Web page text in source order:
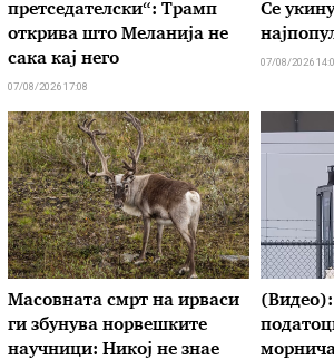
претседателски“: Трамп
открива што Меланија не
сака кај него
07/08/2026 17:08
Се
07/08/2026
Масовната смрт на ирваси
ги збунува норвешките
научници: Никој не знае
(Видео):